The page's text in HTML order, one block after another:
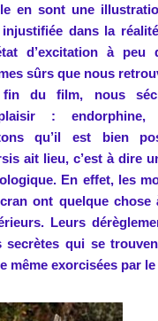
en sont une
dans la
d’excitation à peu
sûrs que nous
du film, nous
: endorphine,
qu’il est bien
ait lieu, c’est à dire
En effet, les
ont quelque chose
Leurs
secrètes qui se
même exorcisées par